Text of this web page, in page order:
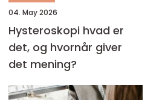
04. May 2026
Hysteroskopi hvad er
det, og hvornår giver
det mening?